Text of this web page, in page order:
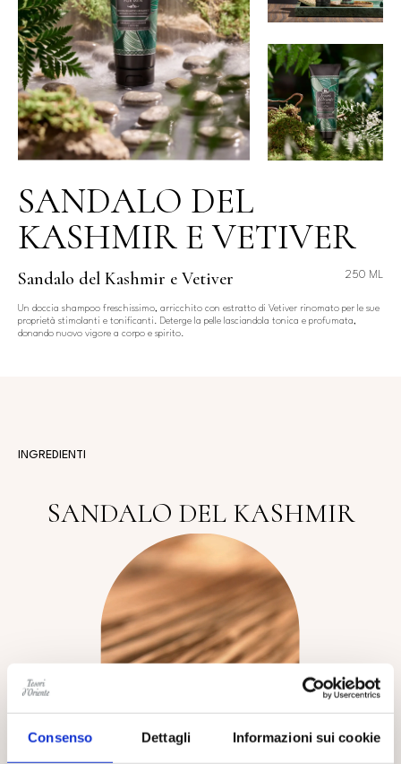
Consenso Dettagli Informazioni sui cookie
SANDALO DEL
KASHMIR E VETIVER
Sandalo del Kashmir e Vetiver 250 ML
Un doccia shampoo freschissimo, arricchito con estratto di Vetiver rinomato per le sue
proprietà stimolanti e tonificanti. Deterge la pelle lasciandola tonica e profumata,
donando nuovo vigore a corpo e spirito.
INGREDIENTI
SANDALO DEL KASHMIR